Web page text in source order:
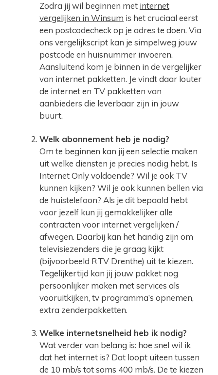
Zodra jij wil beginnen met internet
vergelijken in Winsum is het cruciaal eerst
een postcodecheck op je adres te doen. Via
ons vergelijkscript kan je simpelweg jouw
postcode en huisnummer invoeren.
Aansluitend kom je binnen in de vergelijker
van internet pakketten. Je vindt daar louter
de internet en TV pakketten van
aanbieders die leverbaar zijn in jouw
buurt.
Welk abonnement heb je nodig?
Om te beginnen kan jij een selectie maken
uit welke diensten je precies nodig hebt. Is
Internet Only voldoende? Wil je ook TV
kunnen kijken? Wil je ook kunnen bellen via
de huistelefoon? Als je dit bepaald hebt
voor jezelf kun jij gemakkelijker alle
contracten voor internet vergelijken /
afwegen. Daarbij kan het handig zijn om
televisiezenders die je graag kijkt
(bijvoorbeeld RTV Drenthe) uit te kiezen.
Tegelijkertijd kan jij jouw pakket nog
persoonlijker maken met services als
vooruitkijken, tv programma’s opnemen,
extra zenderpakketten.
Welke internetsnelheid heb ik nodig?
Wat verder van belang is: hoe snel wil ik
dat het internet is? Dat loopt uiteen tussen
de 10 mb/s tot soms 400 mb/s. De te kiezen